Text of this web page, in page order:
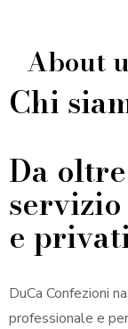
About
Chi
Da
e
DuCa Confezioni
professionale e